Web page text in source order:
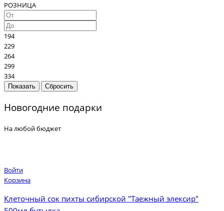
РОЗНИЦА
194
229
264
299
334
Новогодние подарки
На любой бюджет
Войти
Корзина
Клеточный сок пихты сибирской "Таежный элексир"